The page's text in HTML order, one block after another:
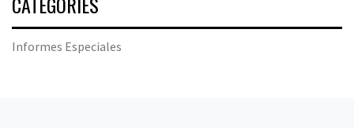
Informes Especiales